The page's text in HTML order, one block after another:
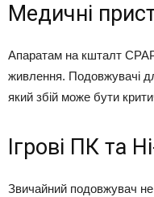
Медичні
Апаратам на кшталт
живлення. Подовжувачі
який збій може бути
Ігрові ПК та
Звичайний подовжувач